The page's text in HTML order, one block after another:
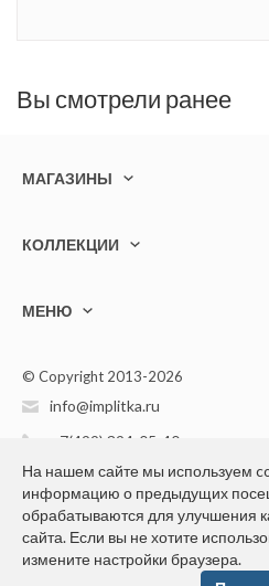
Вы смотрели ранее
МАГАЗИНЫ
КОЛЛЕКЦИИ
МЕНЮ
© Copyright 2013-2026
info@implitka.ru
+7(499) 394-05-40
Конфиденциальность
На нашем сайте мы используем
информацию о предыдущих
обрабатываются для улучшения
сайта. Если вы не хотите
измените настройки браузера.